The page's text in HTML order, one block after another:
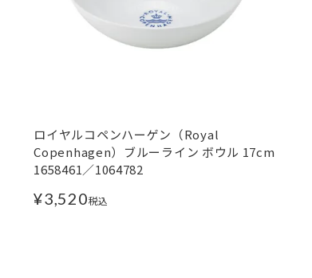
ロイヤルコペンハーゲン（Royal
Copenhagen）ブルーライン ボウル 17cm
1658461／1064782
¥3,520税込